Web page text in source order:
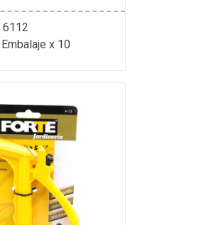
6112
Embalaje x 10